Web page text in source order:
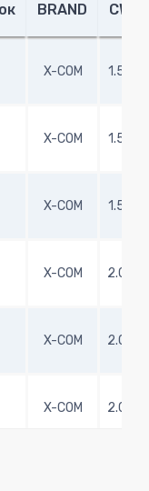
BRAND CW
X-COM 1.50
X-COM 1.50
X-COM 1.50
X-COM 2.00
X-COM 2.00
X-COM 2.00